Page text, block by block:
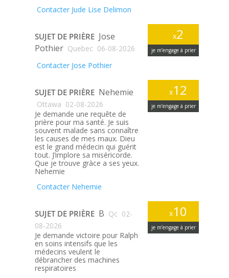
Contacter Jude Lise Delimon
x2
je m’engage à prier
SUJET DE PRIÈRE Jose
Pothier Quebec 06-08-2026
Contacter Jose Pothier
x12
je m’engage à prier
SUJET DE PRIÈRE Nehemie
Ottawa 02-08-2026
Je demande une requête de
prière pour ma santé. Je suis
souvent malade sans connaître
les causes de mes maux. Dieu
est le grand médecin qui guérit
tout. J’implore sa miséricorde.
Que je trouve gràce a ses yeux.
Nehemie
Contacter Nehemie
x10
je m’engage à prier
SUJET DE PRIÈRE B Qc 02-
08-2026
Je demande victoire pour Ralph
en soins intensifs que les
médecins veulent le
débrancher des machines
respiratoires